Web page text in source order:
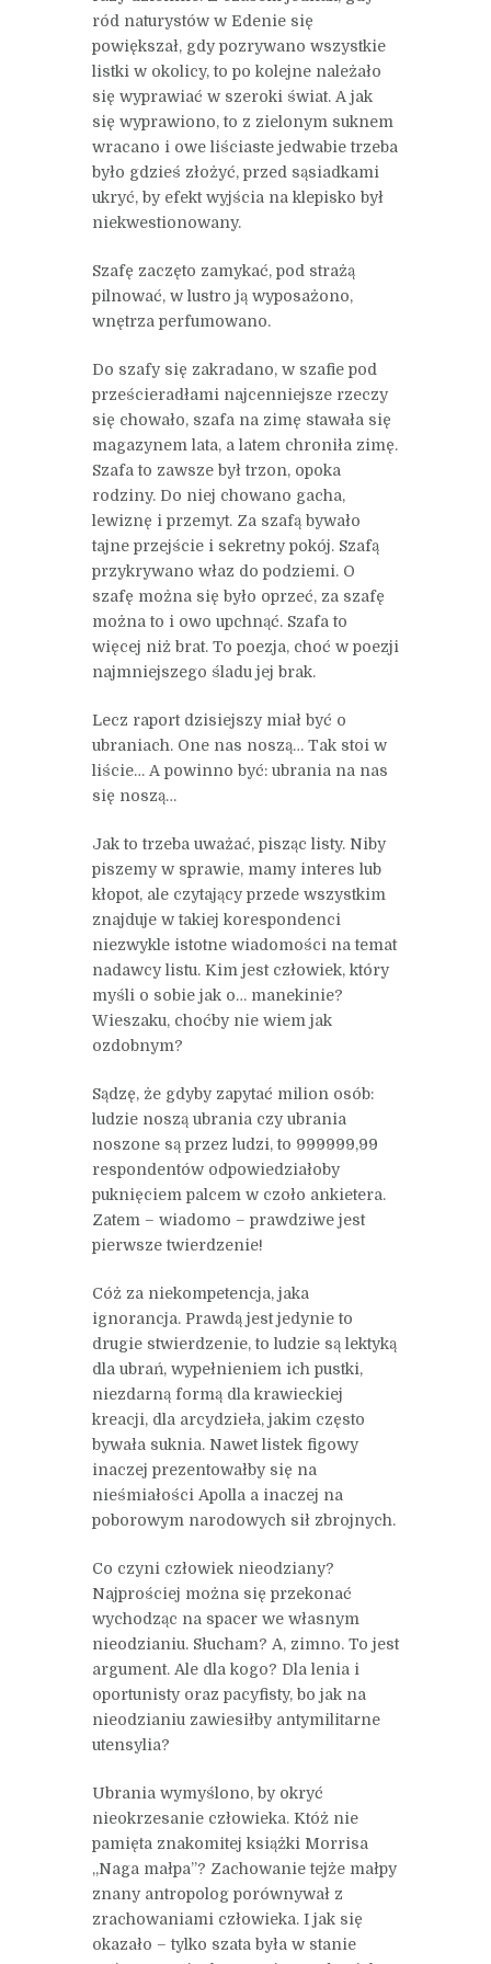
ród naturystów w Edenie się
powiększał, gdy pozrywano wszystkie
listki w okolicy, to po kolejne należało
się wyprawiać w szeroki świat. A jak
się wyprawiono, to z zielonym suknem
wracano i owe liściaste jedwabie trzeba
było gdzieś złożyć, przed sąsiadkami
ukryć, by efekt wyjścia na klepisko był
niekwestionowany.
Szafę zaczęto zamykać, pod strażą
pilnować, w lustro ją wyposażono,
wnętrza perfumowano.
Do szafy się zakradano, w szafie pod
prześcieradłami najcenniejsze rzeczy
się chowało, szafa na zimę stawała się
magazynem lata, a latem chroniła zimę.
Szafa to zawsze był trzon, opoka
rodziny. Do niej chowano gacha,
lewiznę i przemyt. Za szafą bywało
tajne przejście i sekretny pokój. Szafą
przykrywano właz do podziemi. O
szafę można się było oprzeć, za szafę
można to i owo upchnąć. Szafa to
więcej niż brat. To poezja, choć w poezji
najmniejszego śladu jej brak.
Lecz raport dzisiejszy miał być o
ubraniach. One nas noszą… Tak stoi w
liście… A powinno być: ubrania na nas
się noszą…
Jak to trzeba uważać, pisząc listy. Niby
piszemy w sprawie, mamy interes lub
kłopot, ale czytający przede wszystkim
znajduje w takiej korespondenci
niezwykle istotne wiadomości na temat
nadawcy listu. Kim jest człowiek, który
myśli o sobie jak o… manekinie?
Wieszaku, choćby nie wiem jak
ozdobnym?
Sądzę, że gdyby zapytać milion osób:
ludzie noszą ubrania czy ubrania
noszone są przez ludzi, to 999999,99
respondentów odpowiedziałoby
puknięciem palcem w czoło ankietera.
Zatem – wiadomo – prawdziwe jest
pierwsze twierdzenie!
Cóż za niekompetencja, jaka
ignorancja. Prawdą jest jedynie to
drugie stwierdzenie, to ludzie są lektyką
dla ubrań, wypełnieniem ich pustki,
niezdarną formą dla krawieckiej
kreacji, dla arcydzieła, jakim często
bywała suknia. Nawet listek figowy
inaczej prezentowałby się na
nieśmiałości Apolla a inaczej na
poborowym narodowych sił zbrojnych.
Co czyni człowiek nieodziany?
Najprościej można się przekonać
wychodząc na spacer we własnym
nieodzianiu. Słucham? A, zimno. To jest
argument. Ale dla kogo? Dla lenia i
oportunisty oraz pacyfisty, bo jak na
nieodzianiu zawiesiłby antymilitarne
utensylia?
Ubrania wymyślono, by okryć
nieokrzesanie człowieka. Któż nie
pamięta znakomitej książki Morrisa
„Naga małpa”? Zachowanie tejże małpy
znany antropolog porównywał z
zrachowaniami człowieka. I jak się
okazało – tylko szata była w stanie